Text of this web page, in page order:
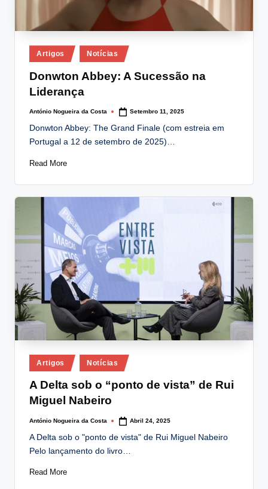
Posted
in
Artigos Notícias
Donwton Abbey: A Sucessão na
Liderança
Posted
António Nogueira da Costa Setembro 11, 2025
Donwton Abbey: The Grand Finale (com estreia em
Portugal a 12 de setembro de 2025)…
Read More
Posted
in
Artigos Notícias
A Delta sob o “ponto de vista” de Rui
Miguel Nabeiro
Posted
António Nogueira da Costa Abril 24, 2025
A Delta sob o "ponto de vista" de Rui Miguel Nabeiro
Pelo lançamento do livro…
Read More